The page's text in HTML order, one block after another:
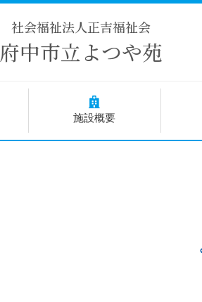
社会福祉法人正吉福祉会
府中市立よつや苑
施設概要